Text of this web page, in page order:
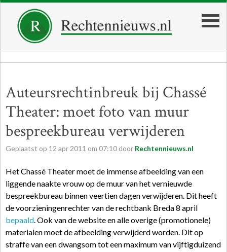
Auteursrechtinbreuk bij Chassé
Theater: moet foto van muur
bespreekbureau verwijderen
Geplaatst op 12 apr 2011 om 07:10 door Rechtennieuws.nl
Het Chassé Theater moet de immense afbeelding van een
liggende naakte vrouw op de muur van het vernieuwde
bespreekbureau binnen veertien dagen verwijderen. Dit heeft
de voorzieningenrechter van de rechtbank Breda 8 april
bepaald. Ook van de website en alle overige (promotionele)
materialen moet de afbeelding verwijderd worden. Dit op
straffe van een dwangsom tot een maximum van vijftigduizend